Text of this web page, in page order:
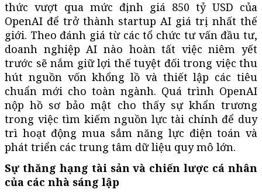
thức vượt qua mức định giá 850 tỷ USD của
OpenAI để trở thành startup AI giá trị nhất thế
giới. Theo đánh giá từ các tổ chức tư vấn đầu tư,
doanh nghiệp AI nào hoàn tất việc niêm yết
trước sẽ nắm giữ lợi thế tuyệt đối trong việc thu
hút nguồn vốn khổng lồ và thiết lập các tiêu
chuẩn mới cho toàn ngành. Quá trình OpenAI
nộp hồ sơ bảo mật cho thấy sự khẩn trương
trong việc tìm kiếm nguồn lực tài chính để duy
trì hoạt động mua sắm năng lực điện toán và
phát triển các trung tâm dữ liệu quy mô lớn.
Sự thăng hạng tài sản và chiến lược cá nhân
của các nhà sáng lập